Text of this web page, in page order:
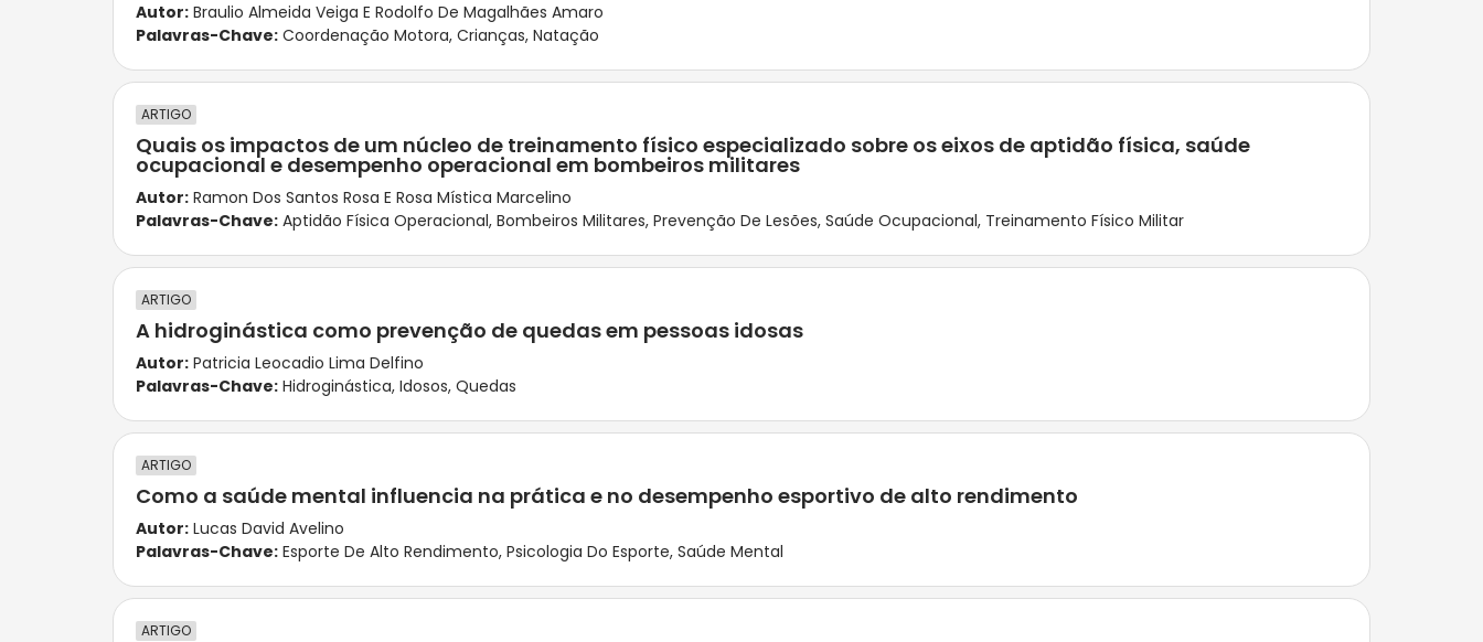
Autor: Braulio Almeida Veiga E Rodolfo De Magalhães Amaro
Palavras-Chave: Coordenação Motora, Crianças, Natação
ARTIGO
Quais os impactos de um núcleo de treinamento físico especializado sobre os eixos de aptidão física, saúde
ocupacional e desempenho operacional em bombeiros militares
Autor: Ramon Dos Santos Rosa E Rosa Mística Marcelino
Palavras-Chave: Aptidão Física Operacional, Bombeiros Militares, Prevenção De Lesões, Saúde Ocupacional, Treinamento Físico Militar
ARTIGO
A hidroginástica como prevenção de quedas em pessoas idosas
Autor: Patricia Leocadio Lima Delfino
Palavras-Chave: Hidroginástica, Idosos, Quedas
ARTIGO
Como a saúde mental influencia na prática e no desempenho esportivo de alto rendimento
Autor: Lucas David Avelino
Palavras-Chave: Esporte De Alto Rendimento, Psicologia Do Esporte, Saúde Mental
ARTIGO